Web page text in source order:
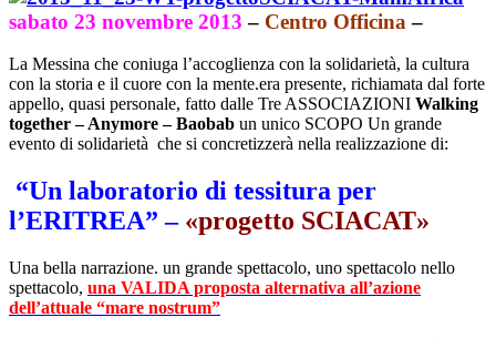
sabato 23 novembre 2013 – Centro Officina –
La Messina che coniuga l’accoglienza con la solidarietà, la cultura
con la storia e il cuore con la mente.era presente, richiamata dal forte
appello, quasi personale, fatto dalle Tre ASSOCIAZIONI Walking
together – Anymore – Baobab un unico SCOPO Un grande
evento di solidarietà che si concretizzerà nella realizzazione di:
“Un laboratorio di tessitura per
l’ERITREA” – «progetto SCIACAT»
Una bella narrazione. un grande spettacolo, uno spettacolo nello
spettacolo, una VALIDA proposta alternativa all’azione
dell’attuale “mare nostrum”